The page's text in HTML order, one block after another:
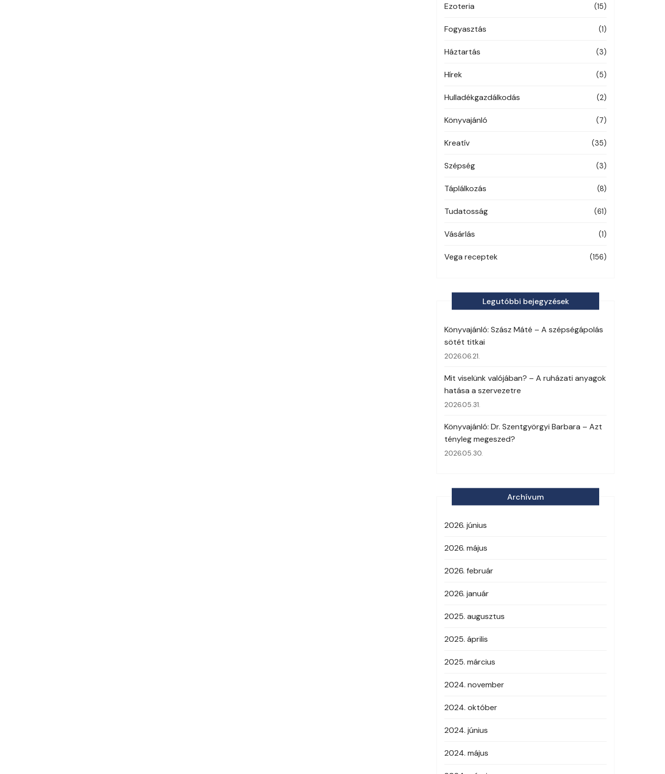
Ezoteria (15)
Fogyasztás (1)
Háztartás (3)
Hírek (5)
Hulladékgazdálkodás (2)
Könyvajánló (7)
Kreatív (35)
Szépség (3)
Táplálkozás (8)
Tudatosság (61)
Vásárlás (1)
Vega receptek (156)
Legutóbbi bejegyzések
Könyvajánló: Szász Máté – A szépségápolás
sötét titkai
2026.06.21.
Mit viselünk valójában? – A ruházati anyagok
hatása a szervezetre
2026.05.31.
Könyvajánló: Dr. Szentgyörgyi Barbara – Azt
tényleg megeszed?
2026.05.30.
Archívum
2026. június
2026. május
2026. február
2026. január
2025. augusztus
2025. április
2025. március
2024. november
2024. október
2024. június
2024. május